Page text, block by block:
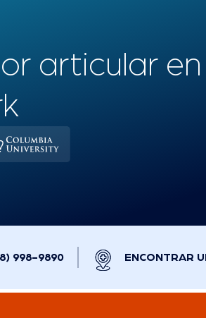
articular en
998-9890 ENCONTRAR